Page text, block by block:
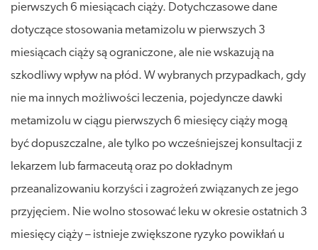
pierwszych 6 miesiącach ciąży. Dotychczasowe dane
dotyczące stosowania metamizolu w pierwszych 3
miesiącach ciąży są ograniczone, ale nie wskazują na
szkodliwy wpływ na płód. W wybranych przypadkach, gdy
nie ma innych możliwości leczenia, pojedyncze dawki
metamizolu w ciągu pierwszych 6 miesięcy ciąży mogą
być dopuszczalne, ale tylko po wcześniejszej konsultacji z
lekarzem lub farmaceutą oraz po dokładnym
przeanalizowaniu korzyści i zagrożeń związanych ze jego
przyjęciem. Nie wolno stosować leku w okresie ostatnich 3
miesięcy ciąży – istnieje zwiększone ryzyko powikłań u